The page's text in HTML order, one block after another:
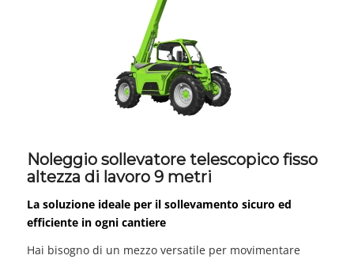
Noleggio sollevatore telescopico fisso
altezza di lavoro 9 metri
La soluzione ideale per il sollevamento sicuro ed
efficiente in ogni cantiere
Hai bisogno di un mezzo versatile per movimentare